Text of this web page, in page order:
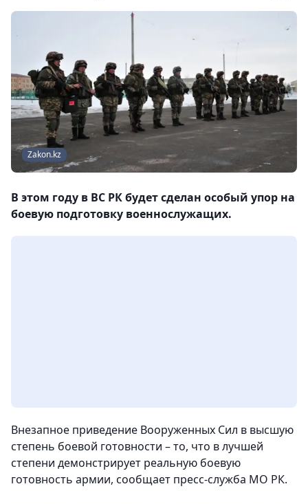
Zakon.kz
В этом году в ВС РК будет сделан особый упор на
боевую подготовку военнослужащих.
Внезапное приведение Вооруженных Сил в высшую
степень боевой готовности – то, что в лучшей
степени демонстрирует реальную боевую
готовность армии, сообщает пресс-служба МО РК.